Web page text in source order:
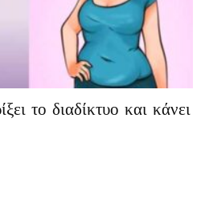
το διαδίκτυο και κάνει